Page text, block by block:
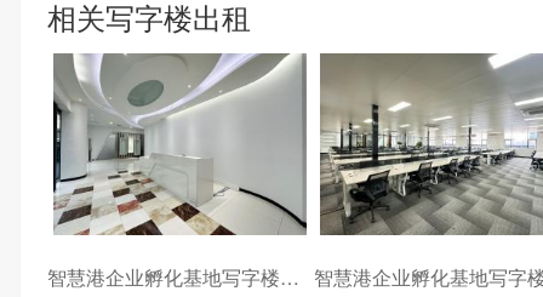
相关写字楼出租
智慧港企业孵化基地写字楼出租